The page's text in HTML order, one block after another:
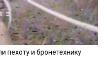
пехоту и бронетехнику